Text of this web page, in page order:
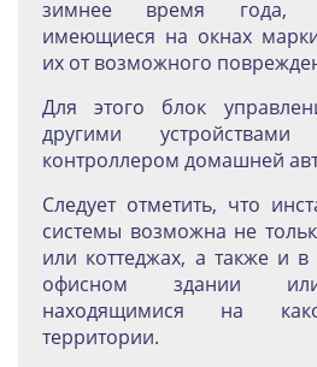
зимнее время года,
имеющиеся на окнах
их от возможного
Для этого блок
другими
контроллером домашней
Следует отметить, что
системы возможна не
или коттеджах, а также и
офисном здании
находящимися на
территории.